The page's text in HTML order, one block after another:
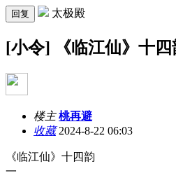
回复 太极殿
[小令] 《临江仙》十四
楼主 桃再避
收藏2024-8-22 06:03
《临江仙》十四韵
一